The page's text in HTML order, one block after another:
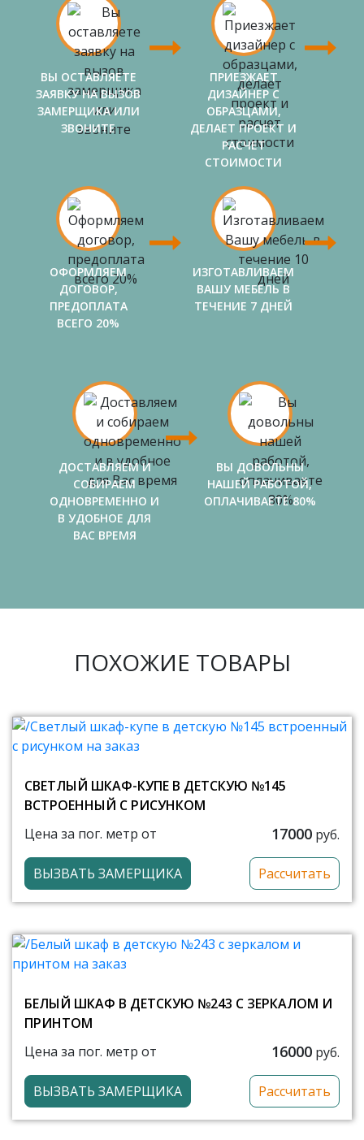
ВЫ ОСТАВЛЯЕТЕ
ЗАЯВКУ НА ВЫЗОВ
ЗАМЕРЩИКА ИЛИ
ЗВОНИТЕ
ПРИЕЗЖАЕТ
ДИЗАЙНЕР С
ОБРАЗЦАМИ,
ДЕЛАЕТ ПРОЕКТ И
РАСЧЕТ
СТОИМОСТИ
ОФОРМЛЯЕМ
ДОГОВОР,
ПРЕДОПЛАТА
ВСЕГО 20%
ИЗГОТАВЛИВАЕМ
ВАШУ МЕБЕЛЬ В
ТЕЧЕНИЕ 7 ДНЕЙ
ДОСТАВЛЯЕМ И
СОБИРАЕМ
ОДНОВРЕМЕННО И
В УДОБНОЕ ДЛЯ
ВАС ВРЕМЯ
ВЫ ДОВОЛЬНЫ
НАШЕЙ РАБОТОЙ,
ОПЛАЧИВАЕТЕ 80%
ПОХОЖИЕ ТОВАРЫ
СВЕТЛЫЙ ШКАФ-КУПЕ В ДЕТСКУЮ №145
ВСТРОЕННЫЙ С РИСУНКОМ
Цена за пог. метр от
17000 руб.
ВЫЗВАТЬ ЗАМЕРЩИКА Рассчитать
БЕЛЫЙ ШКАФ В ДЕТСКУЮ №243 С ЗЕРКАЛОМ И
ПРИНТОМ
Цена за пог. метр от
16000 руб.
ВЫЗВАТЬ ЗАМЕРЩИКА Рассчитать